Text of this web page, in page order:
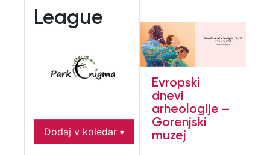
League
Dodaj v koledar ▾
Evropski
dnevi
arheologije –
Gorenjski
muzej